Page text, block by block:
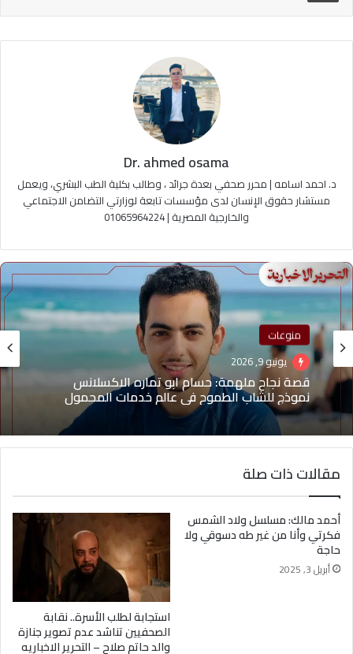
Dr. ahmed osama
د. احمد اسامه | محرر صحفي بعدة جرائد ، وطالب بكلية الطب البشري، ويعمل
مستشار حقوق الإنسان لدى مؤسسات تابعة لوزارتي التضامن الاجتماعي
والخارجية المصرية | 01065964224
منوعات
يونيو 9, 2026
قصة نجاح ملهمة: حسام ابو تماره الاكسلانس
نموذج للشاب الطموح في عالم خدمات المحمول
مشاهير
أبريل 12, 2026
ملكة الجمال سلمى سرحان: الوجه العربي الذي أعاد
رسم خارطة الإعلانات في الهند
مقالات ذات صلة
أحمد مالك: مسلسل ولاد الشمس
فكرتي وأنا من غير طه دسوقي ولا
حاجة
أبريل 3, 2025
استجابة لطلب الأسرة.. نقابة
الصحفيين تناشد عدم تصوير جنازة
والد حاتم صلاح – التحرير الاخباريه